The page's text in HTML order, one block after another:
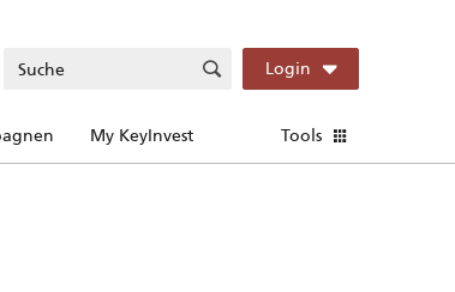
Login
My KeyInvest Tools